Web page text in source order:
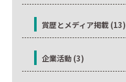
賞歴とメディア掲載 (13)
企業活動 (3)